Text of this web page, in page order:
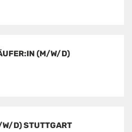
(M/W/D)
D) STUTTGART